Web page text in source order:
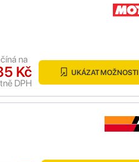
Kč
DPH
na
UKÁZAT MOŽNOSTI